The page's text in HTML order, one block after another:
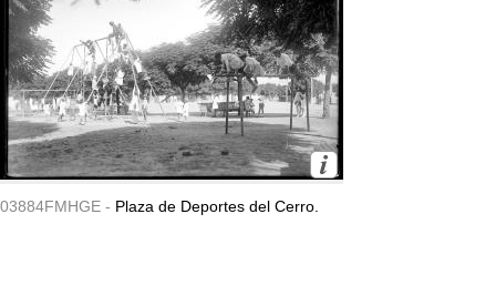
03884FMHGE - Plaza de Deportes del Cerro.